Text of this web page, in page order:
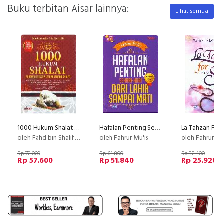
Buku terbitan Aisar lainnya: Lihat semua
1000 Hukum Shalat : Panduan Lengkap Kesempurnaan Shalat
oleh Fahd bin Shalih Ash-Sgywailih
Rp 72.000
Rp 57.600
Hafalan Penting Sehari2 Dari Lahir Sampai Mati
oleh Fahrur Mu'is
Rp 64.800
Rp 51.840
oleh Fahrur
Rp 32.400
Rp 25.920